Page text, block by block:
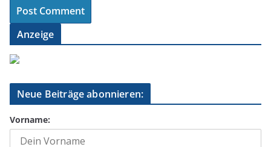
Anzeige
Neue Beiträge abonnieren:
Vorname: